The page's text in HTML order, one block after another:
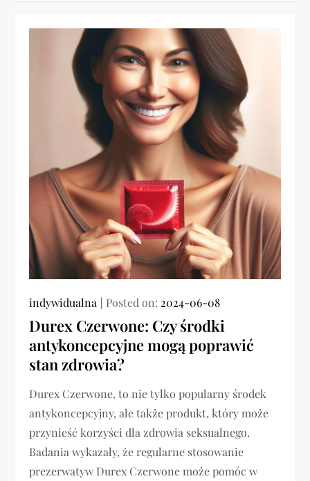
indywidualna Posted on: 2024-06-08
Durex Czerwone: Czy środki
antykoncepcyjne mogą poprawić
stan zdrowia?
Durex Czerwone, to nie tylko popularny środek
antykoncepcyjny, ale także produkt, który może
przynieść korzyści dla zdrowia seksualnego.
Badania wykazały, że regularne stosowanie
prezerwatyw Durex Czerwone może pomóc w